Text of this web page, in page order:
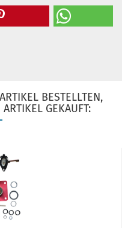
BESTELLTEN,
GEKAUFT: